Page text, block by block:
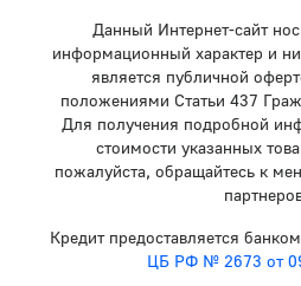
Данный Интернет-сайт
информационный характер и
является публичной
положениями Статьи 437
Для получения подробной
стоимости указанных
пожалуйста, обращайтесь к
Кредит предоставляется
ЦБ РФ № 2673 от